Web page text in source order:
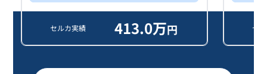
セルカ実績 413.0万円 セ